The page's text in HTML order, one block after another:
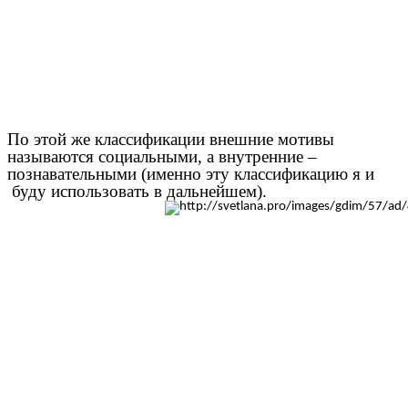
По этой же классификации внешние мотивы
называются социальными, а внутренние –
познавательными (именно эту классификацию я и
буду использовать в дальнейшем).